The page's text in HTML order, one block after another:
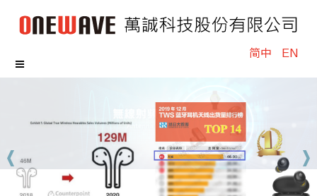
简中 EN